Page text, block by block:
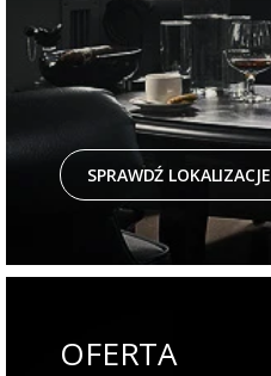
SPRAWDŹ LOKALIZACJE
OFERTA